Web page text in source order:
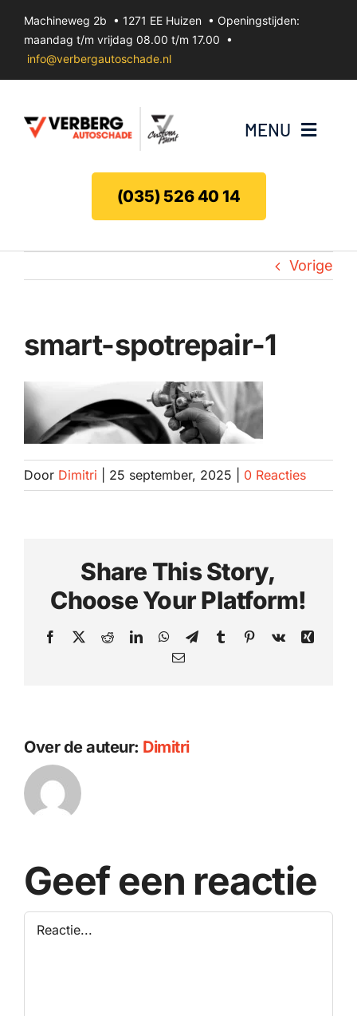
naar
inhoud
Machineweg 2b • 1271 EE Huizen • Openingstijden:
maandag t/m vrijdag 08.00 t/m 17.00 •
info@verbergautoschade.nl
MENU
Bumperherstel
Koplamp herstel
Spotrepair
Steenslagreparatie
Schadeherstel
(035) 526 40 14
Vorige
smart-spotrepair-1
Door Dimitri 25 september, 2025 0 Reacties
Share This Story,
Choose Your Platform!
Facebook
X RedditLinkedInWhatsApp
TelegramTumblrPinterest
Vk
Xing
E-
Over de auteur: Dimitri
Geef een reactie
Reactie